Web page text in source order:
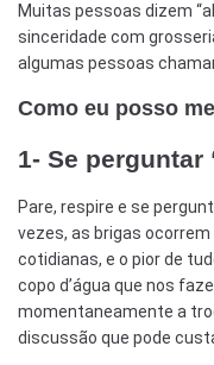
Muitas pessoas dizem
sinceridade com
algumas pessoas
Como eu posso
1- Se perguntar
Pare, respire e se
vezes, as brigas
cotidianas, e o piorde
copo d’água que nos
momentaneamente a
discussão que pode